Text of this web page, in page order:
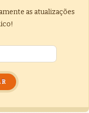
as atualizações